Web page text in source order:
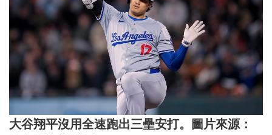
大谷翔平沒用全速跑出三壘安打。圖片來源：